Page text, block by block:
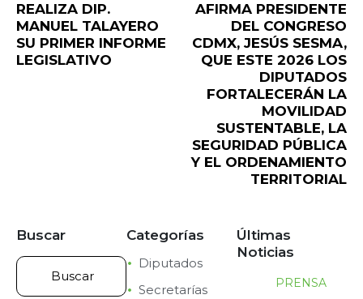
REALIZA DIP.
MANUEL TALAYERO
SU PRIMER INFORME
LEGISLATIVO
AFIRMA PRESIDENTE
DEL CONGRESO
CDMX, JESÚS SESMA,
QUE ESTE 2026 LOS
DIPUTADOS
FORTALECERÁN LA
MOVILIDAD
SUSTENTABLE, LA
SEGURIDAD PÚBLICA
Y EL ORDENAMIENTO
TERRITORIAL
Buscar Categorías
Diputados
Secretarías
Últimas
Noticias
PRENSA